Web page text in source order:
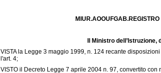
Il Ministro
VISTA la Legge 3 maggio 1999, n. 124 recante
l'art. 4;
VISTO il Decreto Legge 7 aprile 2004 n. 97, convertito